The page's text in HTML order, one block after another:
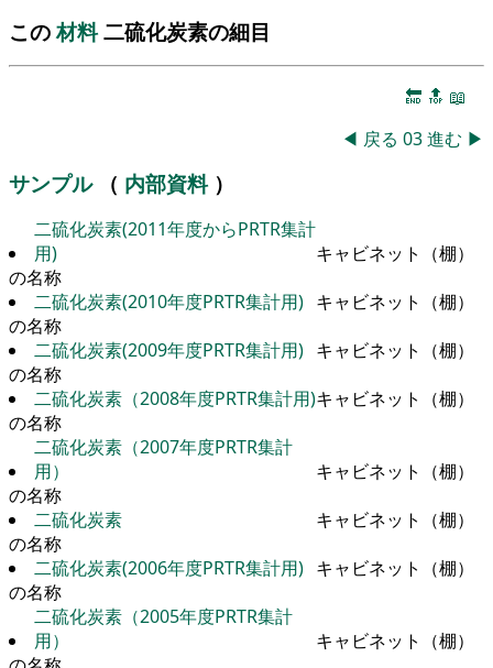
この材料二硫化炭素の細目
🔚 🔝 📖
◀ 戻る 03進む ▶
サンプル （ 内部資料 ）
二硫化炭素(2011年度からPRTR集計
用)
キャビネット（棚）
の名称
二硫化炭素(2010年度PRTR集計用) キャビネット（棚）
の名称
二硫化炭素(2009年度PRTR集計用) キャビネット（棚）
の名称
二硫化炭素（2008年度PRTR集計用)キャビネット（棚）
の名称
二硫化炭素（2007年度PRTR集計
用）
キャビネット（棚）
の名称
二硫化炭素
キャビネット（棚）
の名称
二硫化炭素(2006年度PRTR集計用) キャビネット（棚）
の名称
二硫化炭素（2005年度PRTR集計
用）
キャビネット（棚）